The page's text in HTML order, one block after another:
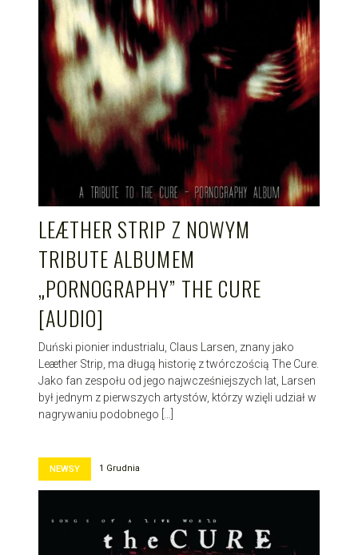
LEÆTHER STRIP Z NOWYM
TRIBUTE ALBUMEM
„PORNOGRAPHY” THE CURE
[AUDIO]
Duński pionier industrialu, Claus Larsen, znany jako
Leæther Strip, ma długą historię z twórczością The Cure.
Jako fan zespołu od jego najwcześniejszych lat, Larsen
był jednym z pierwszych artystów, którzy wzięli udział w
nagrywaniu podobnego […]
NEWSY 1 Grudnia